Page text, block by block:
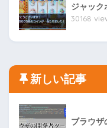
ジャック
30168
新しい記事
ブラウザ